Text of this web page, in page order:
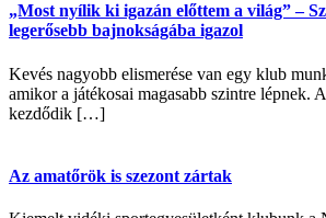
„Most nyílik ki igazán előttem a világ” –
legerősebb bajnokságába igazol
Kevés nagyobb elismerése van egy klub
amikor a játékosai magasabb szintre lépnek.
kezdődik […]
Az amatőrök is szezont zártak